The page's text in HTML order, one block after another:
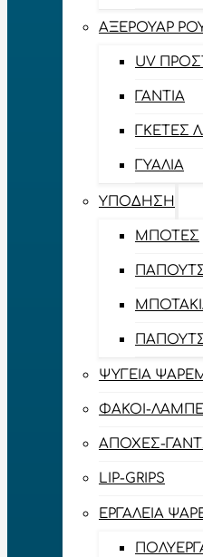
ΑΞΕΡΟΥΆΡ
UV
ΓΆΝΤΙΑ
ΓΚΈΤΕΣ
ΓΥΑΛΙΆ
ΥΠΌΔΗΣΗ
ΜΠΌΤΕΣ
ΨΥΓΕΊΑ
ΦΑΚΟΊ-
ΑΠΌΧΕΣ-
LIP-GRIPS
EΡΓΑΛΕΊΑ